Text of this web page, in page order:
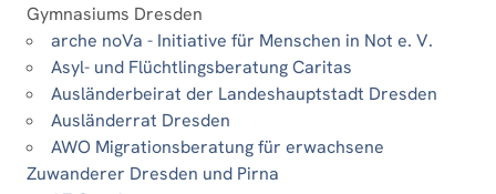
Gymnasiums Dresden
arche noVa - Initiative für Menschen in Not e. V.
Asyl- und Flüchtlingsberatung Caritas
Ausländerbeirat der Landeshauptstadt Dresden
Ausländerrat Dresden
AWO Migrationsberatung für erwachsene
Zuwanderer Dresden und Pirna